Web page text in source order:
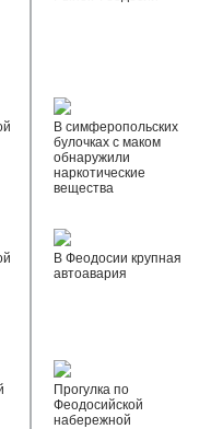
В симферопольских
булочках с маком
обнаружили
наркотические
вещества
В Феодосии крупная
автоавария
Прогулка по
Феодосийской
набережной